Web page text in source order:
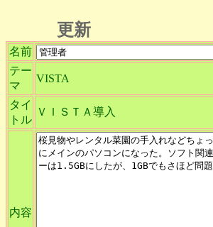
更新
名前
テー
マ
VISTA
タイ
トル
ＶＩＳＴＡ導入
内容